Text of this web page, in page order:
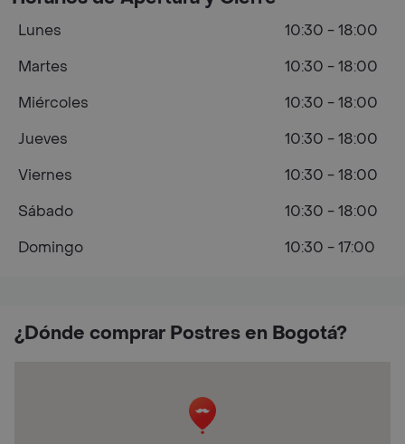
¿Dónde comprar Postres en Bogotá?
Lunes
10:30 - 18:00
Martes
10:30 - 18:00
Miércoles
10:30 - 18:00
Jueves
10:30 - 18:00
Viernes
10:30 - 18:00
Sábado
10:30 - 18:00
Domingo
10:30 - 17:00